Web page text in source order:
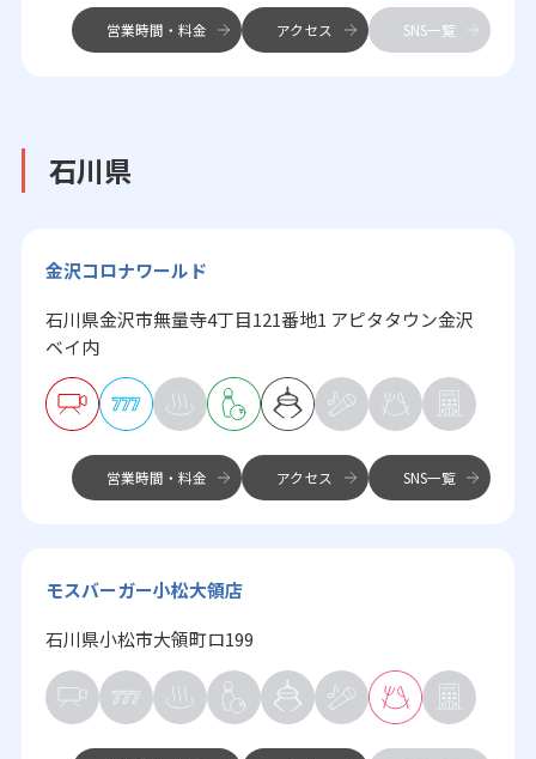
営業時間・料金 アクセス SNS一覧
石川県
金沢コロナワールド
石川県金沢市無量寺4丁目121番地1 アピタタウン金沢
ベイ内
営業時間・料金 アクセス SNS一覧
モスバーガー小松大領店
石川県小松市大領町ロ199